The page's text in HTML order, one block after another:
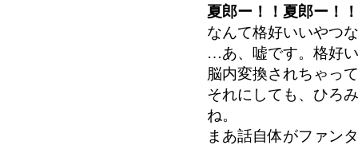
夏郎ー！！夏郎ー！
なんて格好いいやつ
…あ、嘘です。格好
脳内変換されちゃっ
それにしても、ひろ
ね。
まあ話自体がファン